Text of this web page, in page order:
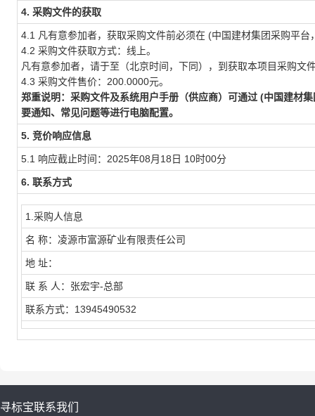
4. 采购文件的获取
4.1 凡有意参加者，获取采购文件前必须在 (中国建材集团采购平
4.2 采购文件获取方式：线上。
凡有意参加者，请于至（北京时间，下同），到获取本项目采购文
4.3 采购文件售价：200.0000元。
郑重说明：采购文件及系统用户手册（供应商）可通过 (中国建材
要通知、常见问题等进行电脑配置。
5. 竞价响应信息
5.1 响应截止时间：2025年08月18日 10时00分
6. 联系方式
1.采购人信息
名 称：凌源市富源矿业有限责任公司
地 址：
联 系 人：张宏宇-总部
联系方式：13945490532
寻标宝联系我们